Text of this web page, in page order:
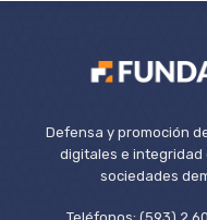
Defensa y promoción
digitales e
sociedades